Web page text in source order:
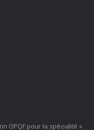
OPQF pour la spécialité «